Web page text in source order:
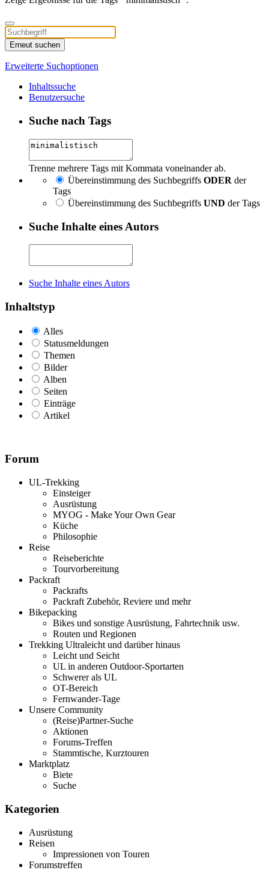
Erneut suchen
Erweiterte Suchoptionen
Inhaltssuche
Benutzersuche
Suche nach Tags
Trenne mehrere Tags mit Kommata voneinander ab.
Übereinstimmung des Suchbegriffs ODER der
Tags
Übereinstimmung des Suchbegriffs UND der Tags
Suche Inhalte eines Autors
Suche Inhalte eines Autors
Inhaltstyp
Alles
Statusmeldungen
Themen
Bilder
Alben
Seiten
Einträge
Artikel
Forum
UL-Trekking
Einsteiger
Ausrüstung
MYOG - Make Your Own Gear
Küche
Philosophie
Reise
Reiseberichte
Tourvorbereitung
Packraft
Packrafts
Packraft Zubehör, Reviere und mehr
Bikepacking
Bikes und sonstige Ausrüstung, Fahrtechnik usw.
Routen und Regionen
Trekking Ultraleicht und darüber hinaus
Leicht und Seicht
UL in anderen Outdoor-Sportarten
Schwerer als UL
OT-Bereich
Fernwander-Tage
Unsere Community
(Reise)Partner-Suche
Aktionen
Forums-Treffen
Stammtische, Kurztouren
Marktplatz
Biete
Suche
Kategorien
Ausrüstung
Reisen
Impressionen von Touren
Forumstreffen